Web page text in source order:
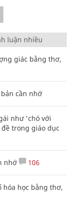
luận nhiều
giác bằng thơ,
cần nhớ
như 'chó với
trong giáo dục
nhớ 106
hóa học bằng thơ,